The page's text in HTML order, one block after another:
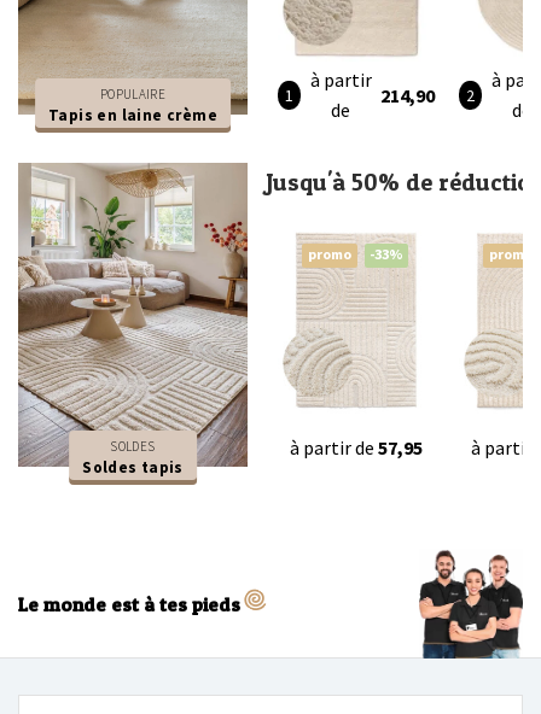
POPULAIRE
Tapis en laine crème
à partir
de
214,90
à
de
SOLDES
Soldes tapis
Jusqu'à 50% de
promo -33%
à partir de 57,95
promo
à partir
Le monde est à tes pieds